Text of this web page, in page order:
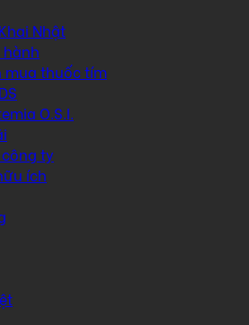
Nhật
mua thuốc tím
O.S.I.
ty
ích